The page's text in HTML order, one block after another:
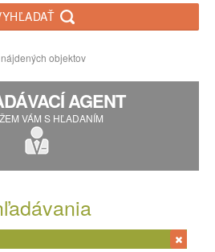
nájdených objektov
AGENT
VÁM S HĽADANÍM